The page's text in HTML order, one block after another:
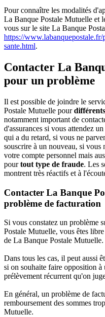
Pour connaître les modalités
La Banque Postale Mutuelle et
vous sur le site La Banque
https://
sante.html.
Contacter La
pour un problème
Il est possible de joindre le
Postale Mutuelle pour
notamment important de
d'assurances si vous attendez
qui a du retard, si vous ne
souscrire à un nouveau, si vous
votre compte personnel mais
pourtout type de fraude. Les
montrent très réactifs et à
Contacter La Banque
problème de facturation
Si vous constatez un problème
Postale Mutuelle, vous êtes
de La Banque Postale Mutuelle.
Dans tous les cas, il peut aussi
si on souhaite faire opposition à
prélèvement récurrent qu'on
En général, un problème de
remboursement des sommes
Mutuelle.